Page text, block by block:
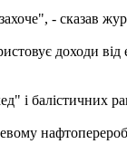
- сказав
доходи
і балістичних